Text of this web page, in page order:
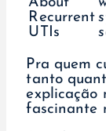
Pra quem
tanto
explicação
fascinante